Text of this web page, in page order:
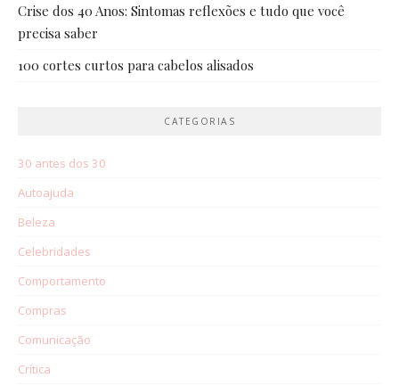
Crise dos 40 Anos: Sintomas reflexões e tudo que você
precisa saber
100 cortes curtos para cabelos alisados
CATEGORIAS
30 antes dos 30
Autoajuda
Beleza
Celebridades
Comportamento
Compras
Comunicação
Crítica